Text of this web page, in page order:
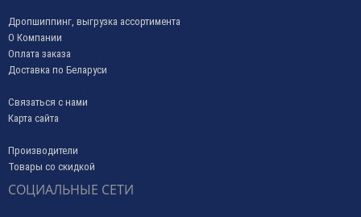
Дропшиппинг, выгрузка ассортимента
О Компании
Оплата заказа
Доставка по Беларуси
Связаться с нами
Карта сайта
Производители
Товары со скидкой
СОЦИАЛЬНЫЕ СЕТИ